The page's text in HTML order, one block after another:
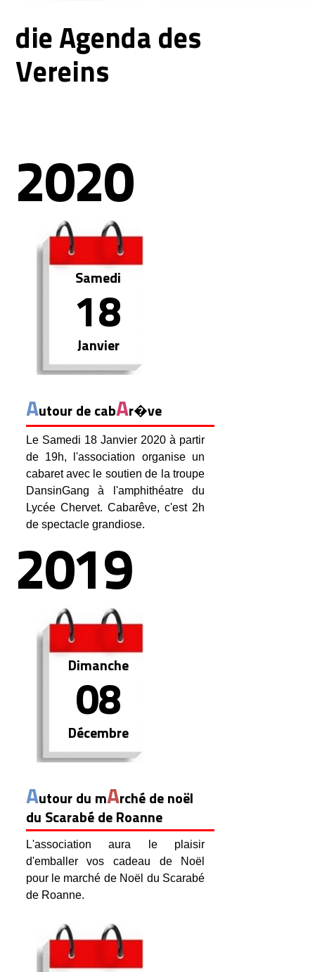
die Agenda des
Vereins
2020
Samedi
18
Janvier
Autour de cabAr�ve
Le Samedi 18 Janvier 2020 à partir
de 19h, l'association organise un
cabaret avec le soutien de la troupe
DansinGang à l'amphithéatre du
Lycée Chervet. Cabarêve, c'est 2h
de spectacle grandiose.
2019
Dimanche
08
Décembre
Autour du mArché de noël
du Scarabé de Roanne
L'association aura le plaisir
d'emballer vos cadeau de Noël
pour le marché de Noël du Scarabé
de Roanne.